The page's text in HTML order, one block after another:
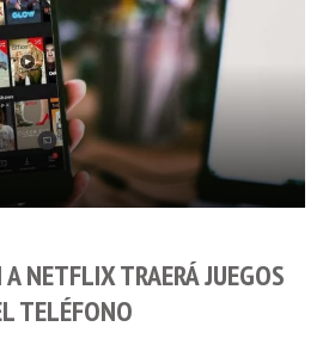
NETFLIX TRAERÁ JUEGOS
TELÉFONO
HUGO LONDOÑO